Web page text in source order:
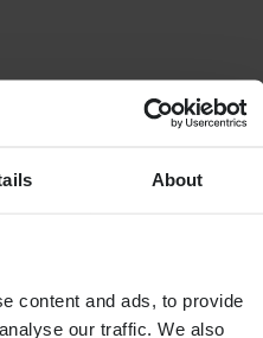
About
content and ads, to provide
our traffic. We also